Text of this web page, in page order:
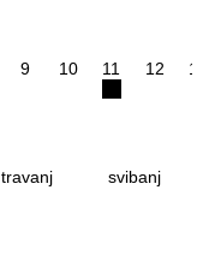
9 10 11 12
travanj svibanj